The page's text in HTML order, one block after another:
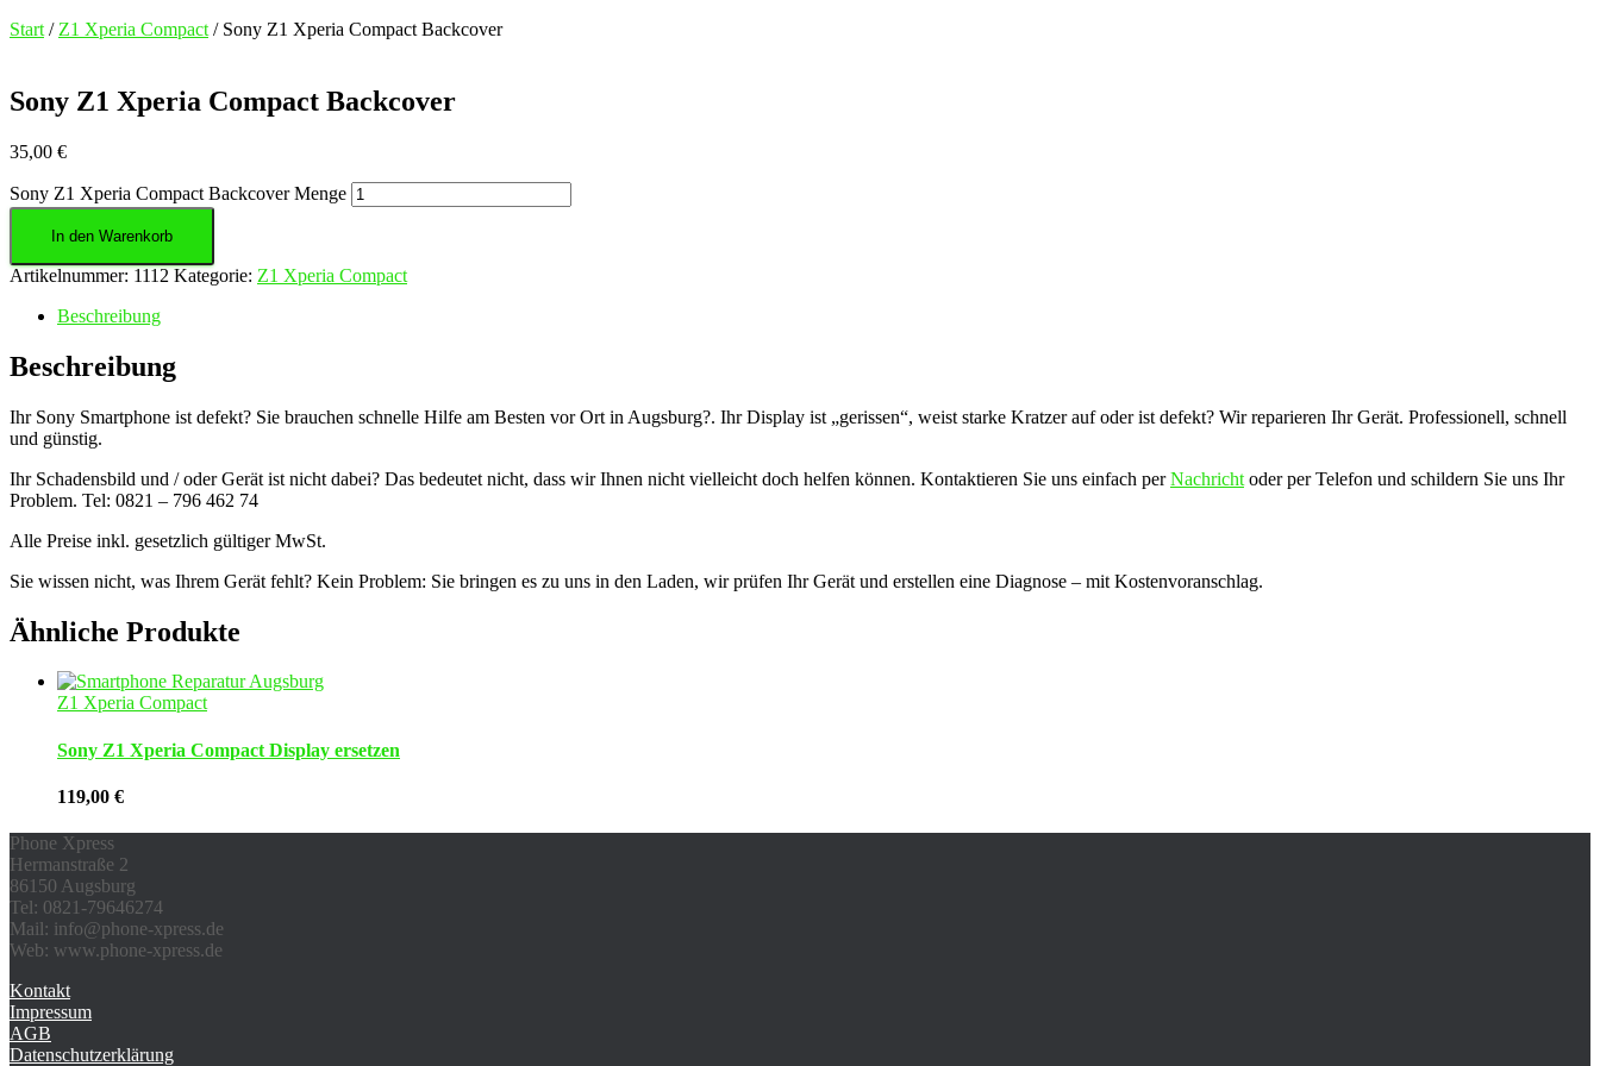
Start / Z1 Xperia Compact / Sony Z1 Xperia Compact Backcover
Sony Z1 Xperia Compact Backcover
35,00 €
Sony Z1 Xperia Compact Backcover Menge
In den Warenkorb
Artikelnummer: 1112 Kategorie: Z1 Xperia Compact
Beschreibung
Beschreibung
Ihr Sony Smartphone ist defekt? Sie brauchen schnelle Hilfe am Besten vor Ort in Augsburg?. Ihr Display ist „gerissen“, weist starke Kratzer auf oder ist defekt? Wir reparieren Ihr Gerät. Professionell, schnell
und günstig.
Ihr Schadensbild und / oder Gerät ist nicht dabei? Das bedeutet nicht, dass wir Ihnen nicht vielleicht doch helfen können. Kontaktieren Sie uns einfach perNachricht oder per Telefon und schildern Sie uns Ihr
Problem. Tel: 0821 – 796 462 74
Alle Preise inkl. gesetzlich gültiger MwSt.
Sie wissen nicht, was Ihrem Gerät fehlt? Kein Problem: Sie bringen es zu uns in den Laden, wir prüfen Ihr Gerät und erstellen eine Diagnose – mit Kostenvoranschlag.
Ähnliche Produkte
Z1 Xperia Compact
Sony Z1 Xperia Compact Display ersetzen
119,00 €
Phone Xpress
Hermanstraße 2
86150 Augsburg
Tel: 0821-79646274
Mail: info@phone-xpress.de
Web: www.phone-xpress.de
Kontakt
Impressum
AGB
Datenschutzerklärung